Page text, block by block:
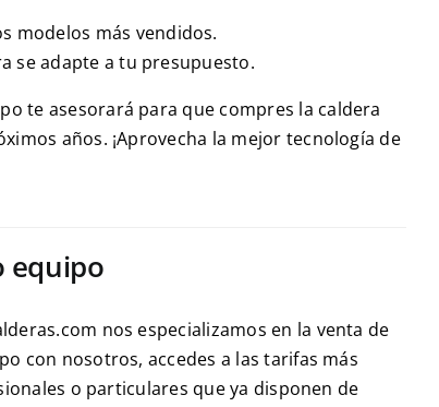
modelos más vendidos.
se adapte a tu presupuesto.
te asesorará para que compres la caldera
años. ¡Aprovecha la mejor tecnología de
equipo
nos especializamos en la venta de
con nosotros, accedes a las tarifas más
o particulares que ya disponen de